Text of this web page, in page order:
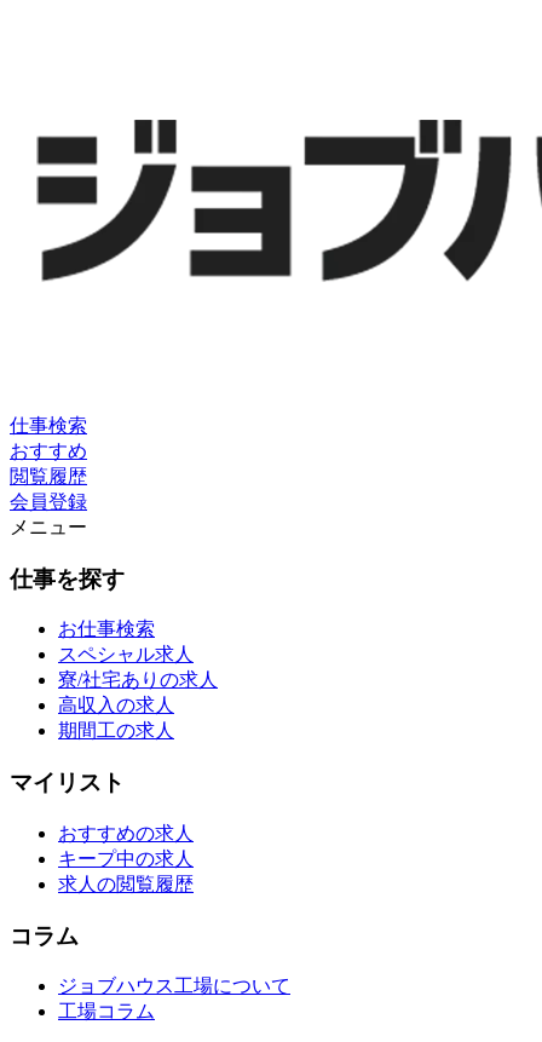
仕事検索
おすすめ
閲覧履歴
会員登録
メニュー
仕事を探す
お仕事検索
スペシャル求人
寮/社宅ありの求人
高収入の求人
期間工の求人
マイリスト
おすすめの求人
キープ中の求人
求人の閲覧履歴
コラム
ジョブハウス工場について
工場コラム